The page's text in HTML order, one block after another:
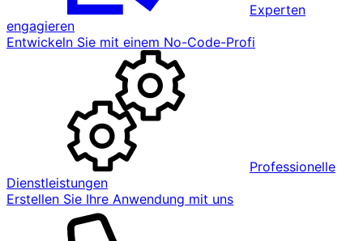
Experten
engagieren
Entwickeln Sie mit einem No-Code-Profi
Professionelle
Dienstleistungen
Erstellen Sie Ihre Anwendung mit uns